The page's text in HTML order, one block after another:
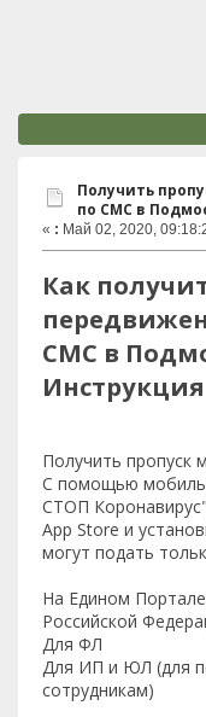
Получить
по СМС в
« : Май 02, 2020,
Как
СМС в
Инструкция
Получить пропуск
С помощью
СТОП
App Store и
могут подать
На Едином Портале
Российской
Для ФЛ
Для ИП и ЮЛ (для
сотрудникам)